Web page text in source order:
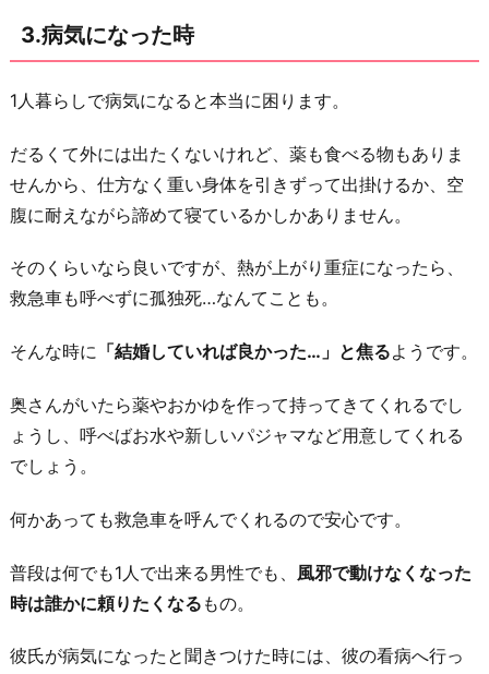
3.病気になった時
1人暮らしで病気になると本当に困ります。
だるくて外には出たくないけれど、薬も食べる物もありま
せんから、仕方なく重い身体を引きずって出掛けるか、空
腹に耐えながら諦めて寝ているかしかありません。
そのくらいなら良いですが、熱が上がり重症になったら、
救急車も呼べずに孤独死…なんてことも。
そんな時に 「結婚していれば良かった…」と焦るようです。
奥さんがいたら薬やおかゆを作って持ってきてくれるでし
ょうし、呼べばお水や新しいパジャマなど用意してくれる
でしょう。
何かあっても救急車を呼んでくれるので安心です。
普段は何でも1人で出来る男性でも、 風邪で動けなくなった
時は誰かに頼りたくなる もの。
彼氏が病気になったと聞きつけた時には、彼の看病へ行っ